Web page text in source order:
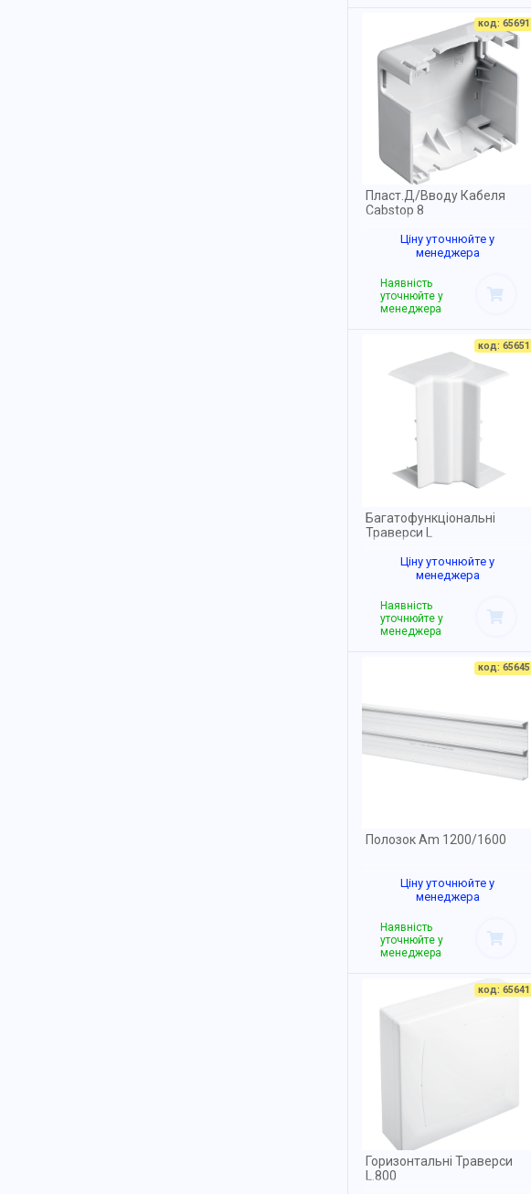
код: 65691
Пласт.Д/Вводу Кабеля
Cabstop 8
Ціну уточнюйте у
менеджера
Наявність
уточнюйте у
менеджера
код: 65651
Багатофункціональні
Траверси L
Ціну уточнюйте у
менеджера
Наявність
уточнюйте у
менеджера
код: 65645
Полозок Am 1200/1600
Ціну уточнюйте у
менеджера
Наявність
уточнюйте у
менеджера
код: 65641
Горизонтальні Траверси
L.800